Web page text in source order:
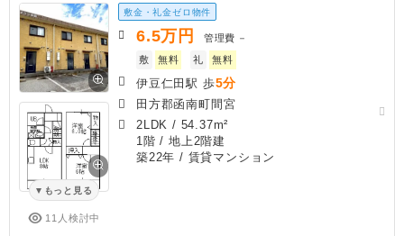
もっと見る
11人検討中
敷金・礼金ゼロ物件
6.5万円 管理費 －
敷
無料 礼 無料
伊豆仁田駅 歩5分
田方郡函南町間宮
2LDK / 54.37m²
1階 / 地上2階建
築22年 / 賃貸マンション